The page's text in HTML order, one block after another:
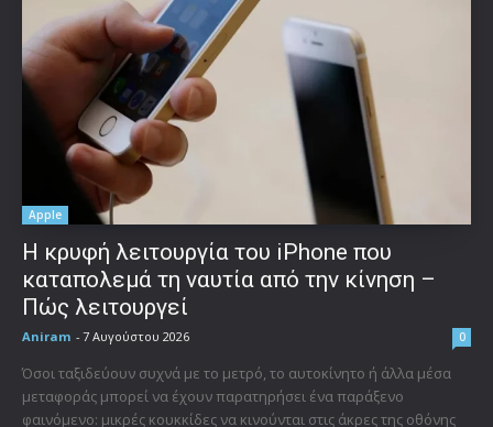
Apple
Η κρυφή λειτουργία του iPhone που
καταπολεμά τη ναυτία από την κίνηση –
Πώς λειτουργεί
Aniram - 7 Αυγούστου 2026 0
Όσοι ταξιδεύουν συχνά με το μετρό, το αυτοκίνητο ή άλλα μέσα
μεταφοράς μπορεί να έχουν παρατηρήσει ένα παράξενο
φαινόμενο: μικρές κουκκίδες να κινούνται στις άκρες της οθόνης